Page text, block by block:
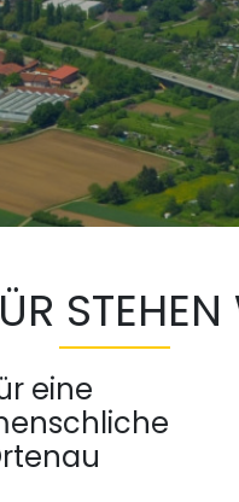
STEHEN
eine